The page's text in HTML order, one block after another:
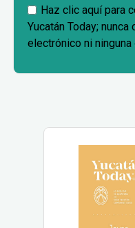
Haz clic aquí para
Yucatán Today;
electrónico ni